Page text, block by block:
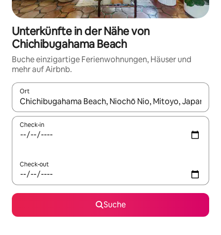
Unterkünfte in der Nähe von
Chichibugahama Beach
Buche einzigartige Ferienwohnungen, Häuser und
mehr auf Airbnb.
Ort
Wenn Ergebnisse verfügbar sind, navigiere mit den
Check-in
Check-out
Suche